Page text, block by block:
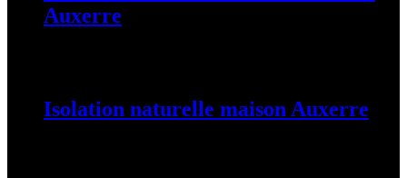
Auxerre
Isolation naturelle maison Auxerre